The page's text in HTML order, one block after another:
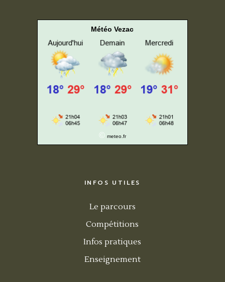
Météo Vezac
© meteo.fr
INFOS UTILES
Le parcours
Compétitions
Infos pratiques
Enseignement